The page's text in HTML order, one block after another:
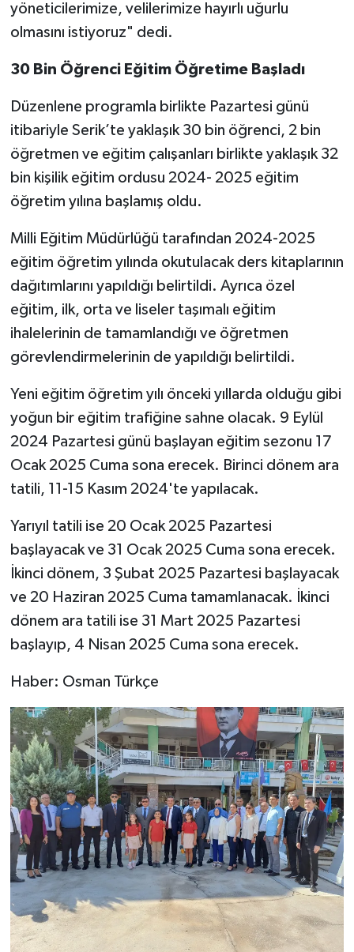
yöneticilerimize, velilerimize hayırlı uğurlu
olmasını istiyoruz" dedi.
30 Bin Öğrenci Eğitim Öğretime Başladı
Düzenlene programla birlikte Pazartesi günü
itibariyle Serik’te yaklaşık 30 bin öğrenci, 2 bin
öğretmen ve eğitim çalışanları birlikte yaklaşık 32
bin kişilik eğitim ordusu 2024- 2025 eğitim
öğretim yılına başlamış oldu.
Milli Eğitim Müdürlüğü tarafından 2024-2025
eğitim öğretim yılında okutulacak ders kitaplarının
dağıtımlarını yapıldığı belirtildi. Ayrıca özel
eğitim, ilk, orta ve liseler taşımalı eğitim
ihalelerinin de tamamlandığı ve öğretmen
görevlendirmelerinin de yapıldığı belirtildi.
Yeni eğitim öğretim yılı önceki yıllarda olduğu gibi
yoğun bir eğitim trafiğine sahne olacak. 9 Eylül
2024 Pazartesi günü başlayan eğitim sezonu 17
Ocak 2025 Cuma sona erecek. Birinci dönem ara
tatili, 11-15 Kasım 2024'te yapılacak.
Yarıyıl tatili ise 20 Ocak 2025 Pazartesi
başlayacak ve 31 Ocak 2025 Cuma sona erecek.
İkinci dönem, 3 Şubat 2025 Pazartesi başlayacak
ve 20 Haziran 2025 Cuma tamamlanacak. İkinci
dönem ara tatili ise 31 Mart 2025 Pazartesi
başlayıp, 4 Nisan 2025 Cuma sona erecek.
Haber: Osman Türkçe